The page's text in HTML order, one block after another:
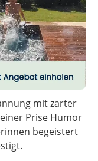
mit zarter
Prise Humor
begeistert